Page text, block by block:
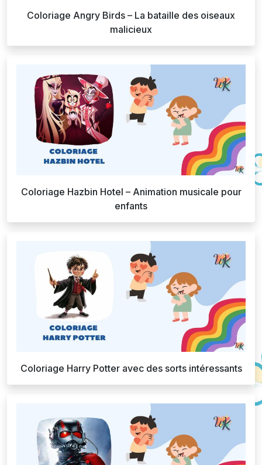
Coloriage Angry Birds – La bataille des oiseaux
malicieux
Coloriage Hazbin Hotel – Animation musicale pour
enfants
Coloriage Harry Potter avec des sorts intéressants